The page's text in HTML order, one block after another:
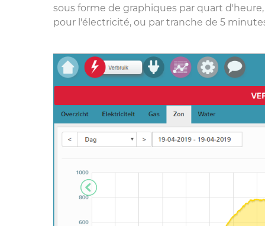
sous forme de graphiques par quart
pour l'électricité, ou par tranche de 5
Previous